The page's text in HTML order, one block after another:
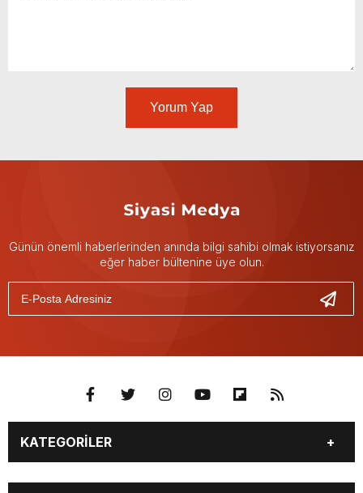
Yorum Yap
Günün önemli haberlerinden anında bilgi sahibi olmak istiyorsanız
eğer haber bültenine üye olun.
KATEGORİLER
GÜNDEM DÜNYA